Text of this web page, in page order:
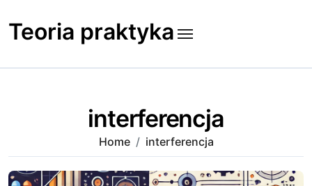
to
content
Teoria praktyka
interferencja
Home interferencja